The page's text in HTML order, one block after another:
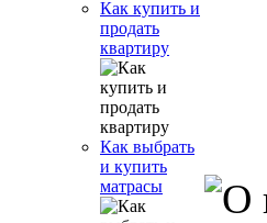
Как купить и
продать
квартиру
Как выбрать
и купить
матрасы